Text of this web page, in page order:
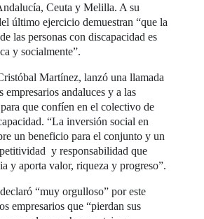
Ceuta y Melilla. A su
último ejercicio demuestran “que la
las personas con discapacidad es
y socialmente”.
Martínez, lanzó una llamada
empresarios andaluces y a las
que confíen en el colectivo de
“La inversión social en
un beneficio para el conjunto y un
y responsabilidad que
y aporta valor, riqueza y progreso”.
“muy orgulloso” por este
empresarios que “pierdan sus